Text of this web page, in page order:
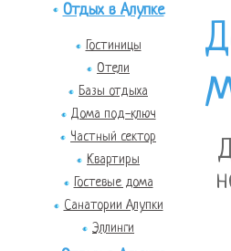
Отдых в Алупке
Гостиницы
Отели
Базы отдыха
Дома под-ключ
Частный сектор
Квартиры
Гостевые дома
Санатории Алупки
Эллинги